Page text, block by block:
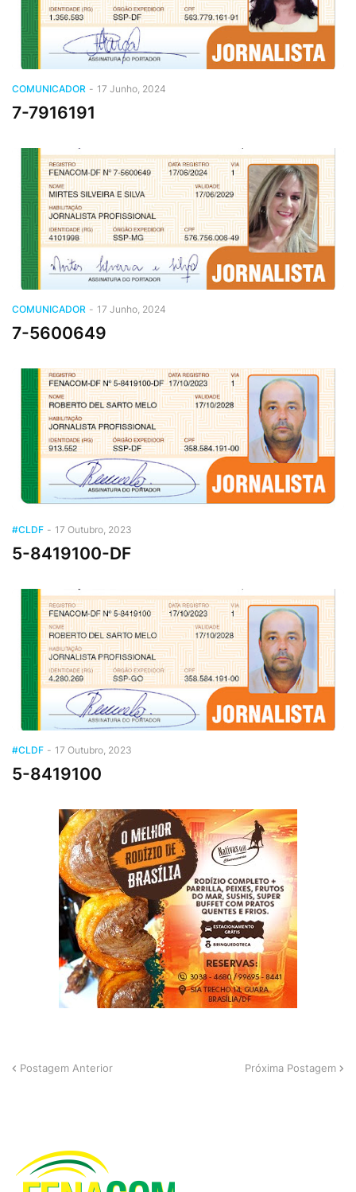
COMUNICADOR - 17 Junho, 2024
7-7916191
COMUNICADOR - 17 Junho, 2024
7-5600649
#CLDF - 17 Outubro, 2023
5-8419100-DF
#CLDF - 17 Outubro, 2023
5-8419100
Postagem Anterior Próxima Postagem